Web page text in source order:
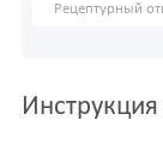
Рецептурный